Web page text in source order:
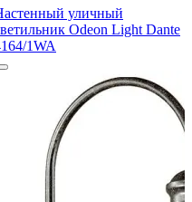
уличный
Odeon Light Dante
1WA